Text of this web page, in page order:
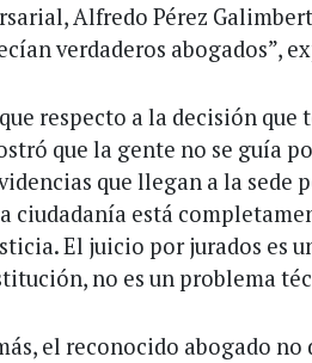
Alfredo Pérez
verdaderos abogados”,
respecto a la decisión
que la gente no se guía
que llegan a la sede
ciudadanía está
El juicio por jurados es
no es un problema
el reconocido abogado no